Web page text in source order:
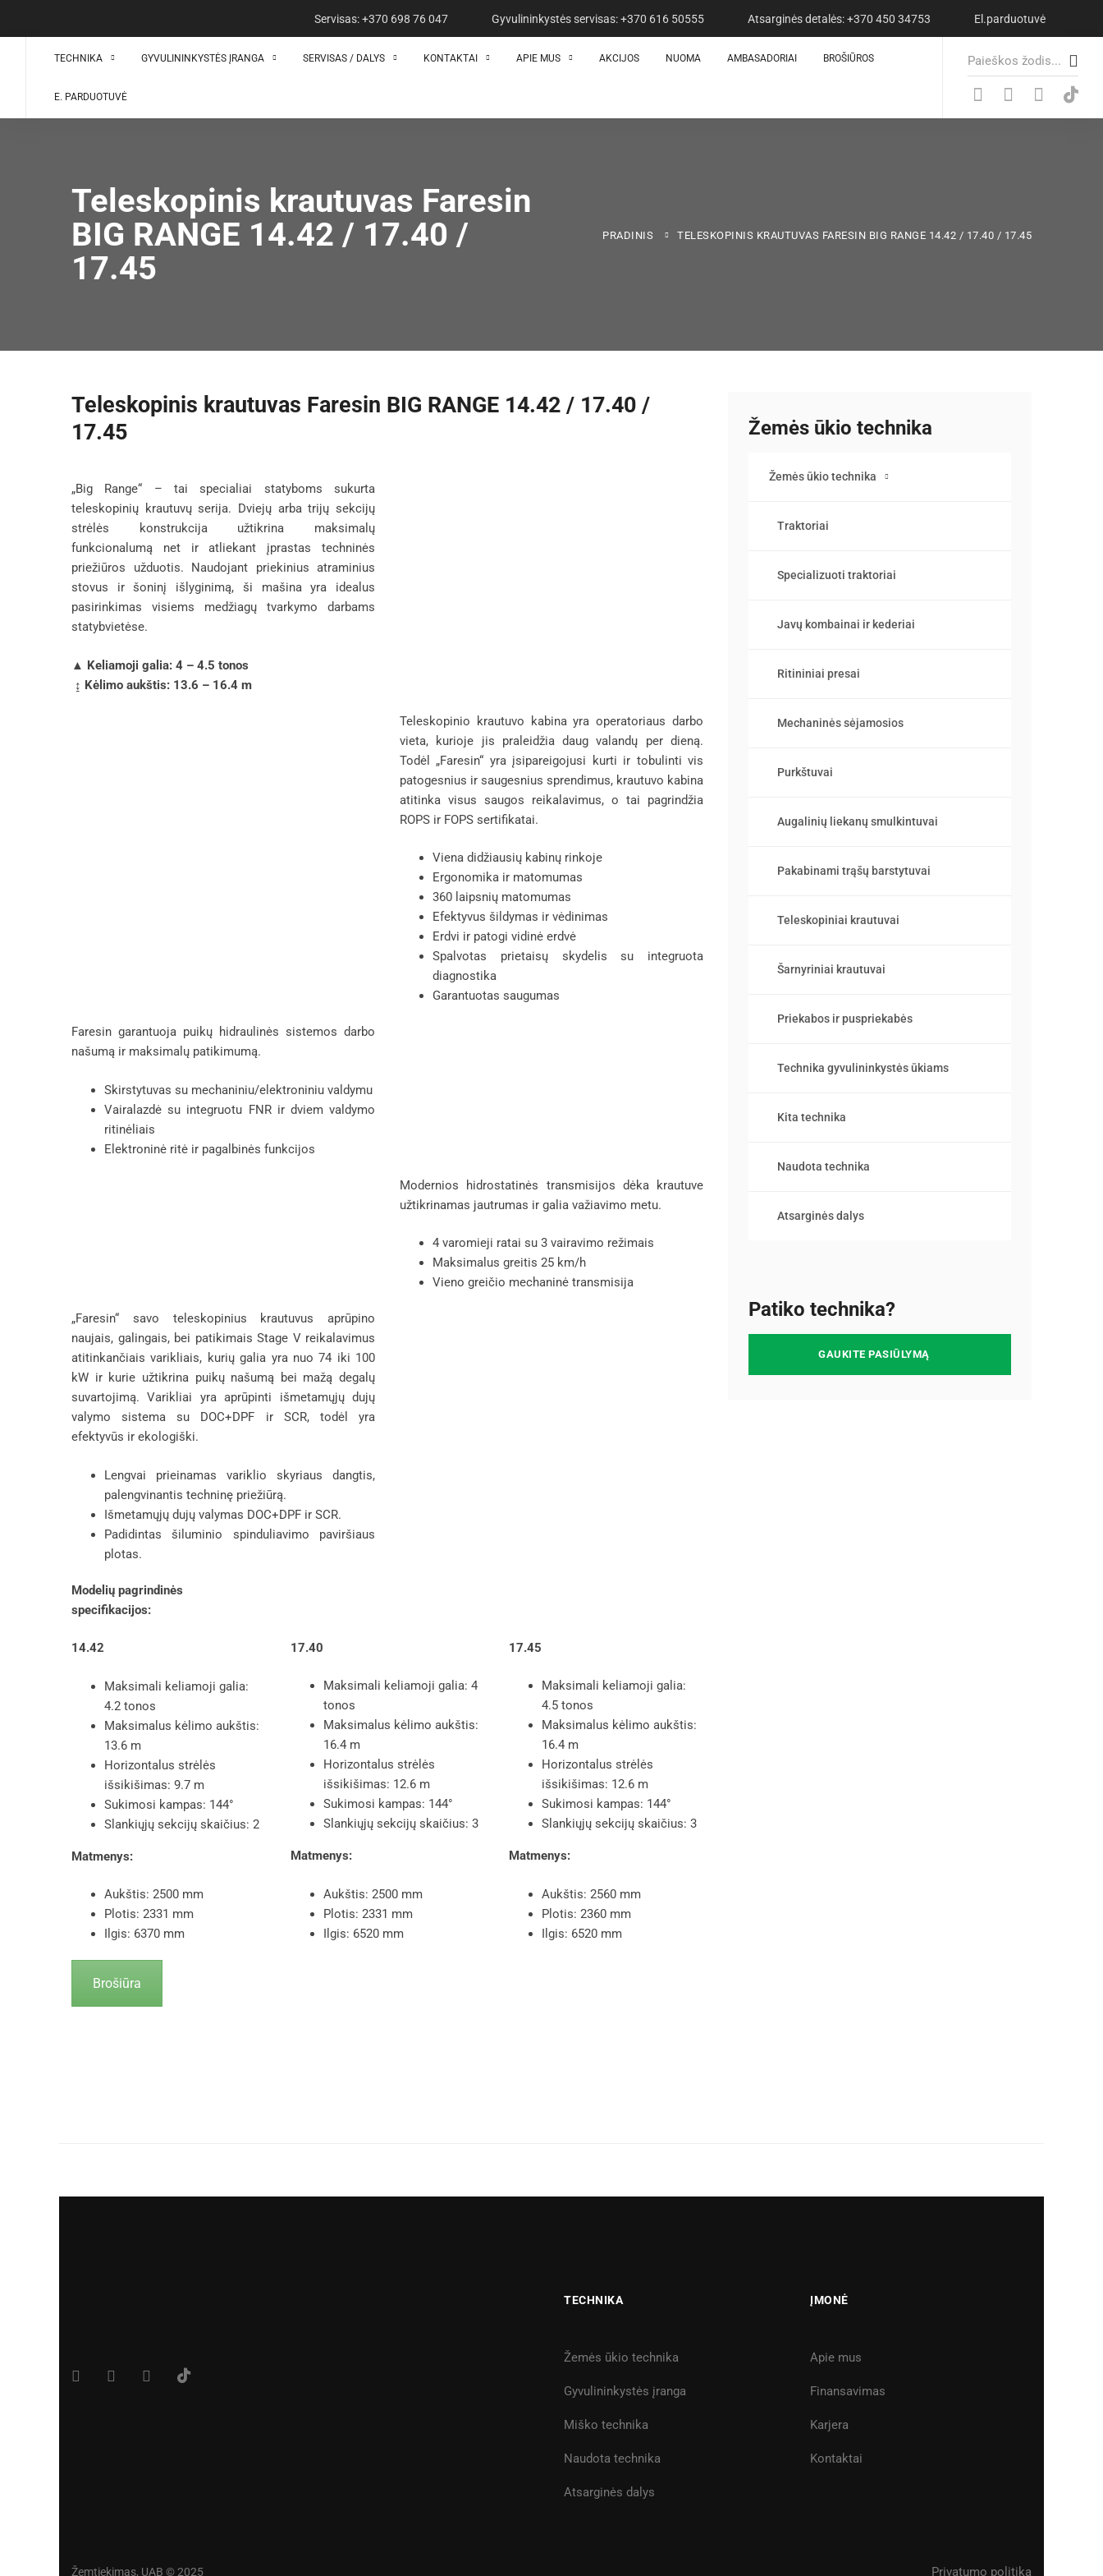
Servisas: +370 698 76 047 Gyvulininkystės servisas: +370 616 50555 Atsarginės detalės: +370 450 34753 El.parduotuvė
TECHNIKA GYVULININKYSTĖS ĮRANGA SERVISAS / DALYS KONTAKTAI APIE MUS AKCIJOS NUOMA AMBASADORIAI BROŠIŪROS
E. PARDUOTUVĖ
S
e
:
Teleskopinis krautuvas Faresin
BIG RANGE 14.42 / 17.40 /
17.45
PRADINIS TELESKOPINIS KRAUTUVAS FARESIN BIG RANGE 14.42 / 17.40 / 17.45
Teleskopinis krautuvas Faresin BIG RANGE 14.42 / 17.40 /
17.45
„Big Range“ – tai specialiai statyboms sukurta
teleskopinių krautuvų serija. Dviejų arba trijų sekcijų
strėlės konstrukcija užtikrina maksimalų
funkcionalumą net ir atliekant įprastas techninės
priežiūros užduotis. Naudojant priekinius atraminius
stovus ir šoninį išlyginimą, ši mašina yra idealus
pasirinkimas visiems medžiagų tvarkymo darbams
statybvietėse.
▲ Keliamoji galia: 4 – 4.5 tonos
↨ Kėlimo aukštis: 13.6 – 16.4 m
Teleskopinio krautuvo kabina yra operatoriaus darbo
vieta, kurioje jis praleidžia daug valandų per dieną.
Todėl „Faresin“ yra įsipareigojusi kurti ir tobulinti vis
patogesnius ir saugesnius sprendimus, krautuvo kabina
atitinka visus saugos reikalavimus, o tai pagrindžia
ROPS ir FOPS sertifikatai.
Viena didžiausių kabinų rinkoje
Ergonomika ir matomumas
360 laipsnių matomumas
Efektyvus šildymas ir vėdinimas
Erdvi ir patogi vidinė erdvė
Spalvotas prietaisų skydelis su integruota
diagnostika
Garantuotas saugumas
Faresin garantuoja puikų hidraulinės sistemos darbo
našumą ir maksimalų patikimumą.
Skirstytuvas su mechaniniu/elektroniniu valdymu
Vairalazdė su integruotu FNR ir dviem valdymo
ritinėliais
Elektroninė ritė ir pagalbinės funkcijos
Modernios hidrostatinės transmisijos dėka krautuve
užtikrinamas jautrumas ir galia važiavimo metu.
4 varomieji ratai su 3 vairavimo režimais
Maksimalus greitis 25 km/h
Vieno greičio mechaninė transmisija
„Faresin“ savo teleskopinius krautuvus aprūpino
naujais, galingais, bei patikimais Stage V reikalavimus
atitinkančiais varikliais, kurių galia yra nuo 74 iki 100
kW ir kurie užtikrina puikų našumą bei mažą degalų
suvartojimą. Varikliai yra aprūpinti išmetamųjų dujų
valymo sistema su DOC+DPF ir SCR, todėl yra
efektyvūs ir ekologiški.
Lengvai prieinamas variklio skyriaus dangtis,
palengvinantis techninę priežiūrą.
Išmetamųjų dujų valymas DOC+DPF ir SCR.
Padidintas šiluminio spinduliavimo paviršiaus
plotas.
Modelių pagrindinės
specifikacijos:
14.42
Maksimali keliamoji galia:
4.2 tonos
Maksimalus kėlimo aukštis:
13.6 m
Horizontalus strėlės
išsikišimas: 9.7 m
Sukimosi kampas: 144°
Slankiųjų sekcijų skaičius: 2
Matmenys:
Aukštis: 2500 mm
Plotis: 2331 mm
Ilgis: 6370 mm
17.40
Maksimali keliamoji galia: 4
tonos
Maksimalus kėlimo aukštis:
16.4 m
Horizontalus strėlės
išsikišimas: 12.6 m
Sukimosi kampas: 144°
Slankiųjų sekcijų skaičius: 3
Matmenys:
Aukštis: 2500 mm
Plotis: 2331 mm
Ilgis: 6520 mm
17.45
Maksimali keliamoji galia:
4.5 tonos
Maksimalus kėlimo aukštis:
16.4 m
Horizontalus strėlės
išsikišimas: 12.6 m
Sukimosi kampas: 144°
Slankiųjų sekcijų skaičius: 3
Matmenys:
Aukštis: 2560 mm
Plotis: 2360 mm
Ilgis: 6520 mm
Brošiūra
Žemės ūkio technika
Žemės ūkio technika
Traktoriai
Specializuoti traktoriai
Javų kombainai ir kederiai
Ritininiai presai
Mechaninės sėjamosios
Purkštuvai
Augalinių liekanų smulkintuvai
Pakabinami trąšų barstytuvai
Teleskopiniai krautuvai
Šarnyriniai krautuvai
Priekabos ir puspriekabės
Technika gyvulininkystės ūkiams
Kita technika
Naudota technika
Atsarginės dalys
Patiko technika?
GAUKITE PASIŪLYMĄ
TECHNIKA
Žemės ūkio technika
Gyvulininkystės įranga
Miško technika
Naudota technika
Atsarginės dalys
ĮMONĖ
Apie mus
Finansavimas
Karjera
Kontaktai
Žemtiekimas, UAB © 2025 Privatumo politika